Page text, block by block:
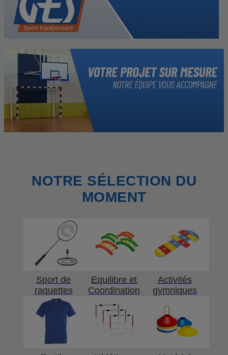
NOTRE SÉLECTION DU
MOMENT
Sport de
raquettes
Equilibre et
Coordination
Activités
gymniques